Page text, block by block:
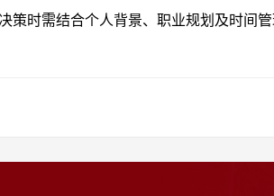
策时需结合个人背景、职业规划及时间